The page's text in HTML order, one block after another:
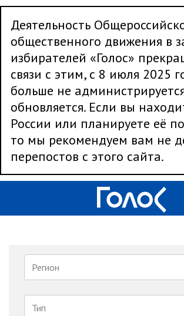
Деятельность
общественного движения в
избирателей «Голос»
связи с этим, с 8 июля 2025
больше не
обновляется. Если вы
России или планируете её
то мы рекомендуем вам не
перепостов с этого сайта.
Регион
Тип